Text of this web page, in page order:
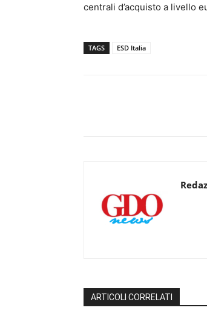
centrali d’acquisto a livello
TAGS ESD Italia
ARTICOLI CORRELATI